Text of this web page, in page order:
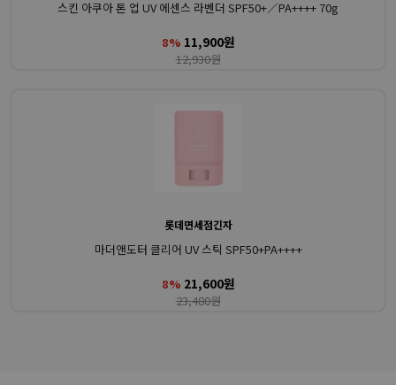
스킨 아쿠아 톤 업 UV 에센스 라벤더 SPF50+／PA++++ 70g
8% 11,900원
12,930원
롯데면세점긴자
마더앤도터 클리어 UV 스틱 SPF50+PA++++
8% 21,600원
23,480원